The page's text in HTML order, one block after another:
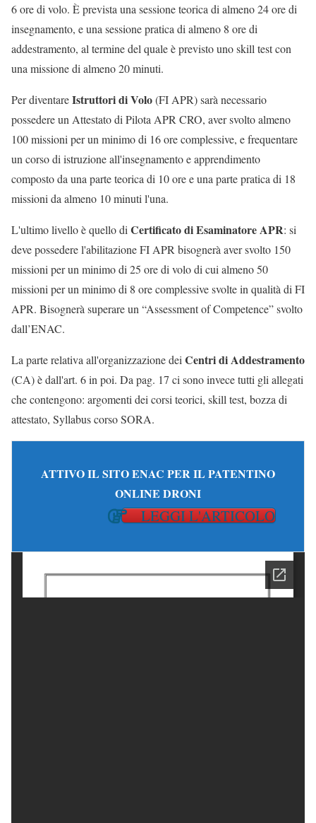
6 ore di volo. È prevista una sessione teorica di almeno 24 ore di
insegnamento, e una sessione pratica di almeno 8 ore di
addestramento, al termine del quale è previsto uno skill test con
una missione di almeno 20 minuti.
Per diventareIstruttori di Volo(FI APR) sarà necessario
possedere un Attestato di Pilota APR CRO, aver svolto almeno
100 missioni per un minimo di 16 ore complessive, e frequentare
un corso di istruzione all'insegnamento e apprendimento
composto da una parte teorica di 10 ore e una parte pratica di 18
missioni da almeno 10 minuti l'una.
L'ultimo livello è quello di Certificato di Esaminatore APR: si
deve possedere l'abilitazione FI APR bisognerà aver svolto 150
missioni per un minimo di 25 ore di volo di cui almeno 50
missioni per un minimo di 8 ore complessive svolte in qualità di FI
APR. Bisognerà superare un “Assessment of Competence” svolto
dall’ENAC.
La parte relativa all'organizzazione dei Centri di Addestramento
(CA) è dall'art. 6 in poi. Da pag. 17 ci sono invece tutti gli allegati
che contengono: argomenti dei corsi teorici, skill test, bozza di
attestato, Syllabus corso SORA.
ATTIVO IL SITO ENAC PER IL PATENTINO
ONLINE DRONI
LEGGI L'ARTICOLO